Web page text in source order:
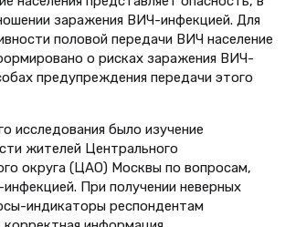
заражения ВИЧ-инфекцией. Для
половой передачи ВИЧ население
о рисках заражения ВИЧ-
предупреждения передачи этого
исследования было изучение
жителей Центрального
округа (ЦАО) Москвы по вопросам,
При получении неверных
индикаторы респондентам